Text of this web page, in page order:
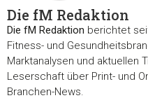
Die fM Redaktion
Die fM Redaktion berichtet
Fitness- und
Marktanalysen und aktuellen
Leserschaft über Print- und
Branchen-News.